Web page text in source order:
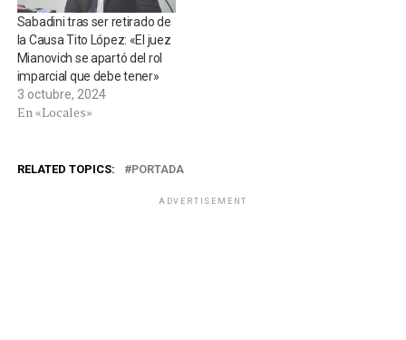
Sabadini tras ser retirado de
la Causa Tito López: «El juez
Mianovich se apartó del rol
imparcial que debe tener»
3 octubre, 2024
En «Locales»
RELATED TOPICS: PORTADA
ADVERTISEMENT